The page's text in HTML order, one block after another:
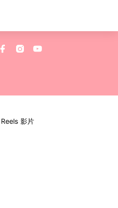
Reels 影片